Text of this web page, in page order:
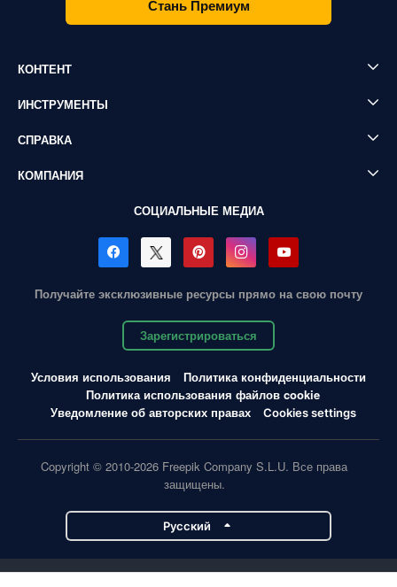
Стань Премиум
КОНТЕНТ
ИНСТРУМЕНТЫ
СПРАВКА
КОМПАНИЯ
СОЦИАЛЬНЫЕ МЕДИА
Получайте эксклюзивные ресурсы прямо на свою почту
Зарегистрироваться
Условия использования
Политика конфиденциальности
Политика использования файлов cookie
Уведомление об авторских правах
Cookies settings
Copyright © 2010-2026 Freepik Company S.L.U. Все права
защищены.
Pусский